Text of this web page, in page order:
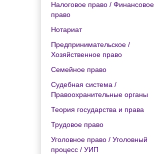
Налоговое право / Финансовое
право
Нотариат
Предпринимательское /
Хозяйственное право
Семейное право
Судебная система /
Правоохранительные органы
Теория государства и права
Трудовое право
Уголовное право / Уголовный
процесс / УИП